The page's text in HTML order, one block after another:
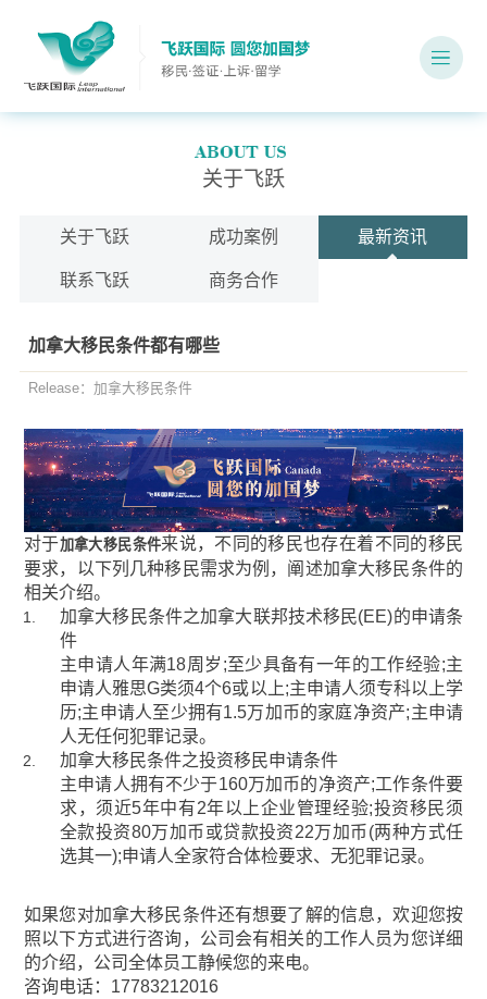
关于飞跃
关于飞跃 成功案例 最新资讯
联系飞跃 商务合作
加拿大移民条件都有哪些
Release：加拿大移民条件
对于加拿大移民条件来说，不同的移民也存在着不同的移民
要求，以下列几种移民需求为例，阐述加拿大移民条件的
相关介绍。
加拿大移民条件之加拿大联邦技术移民(EE)的申请条
件
主申请人年满18周岁;至少具备有一年的工作经验;主
申请人雅思G类须4个6或以上;主申请人须专科以上学
历;主申请人至少拥有1.5万加币的家庭净资产;主申请
人无任何犯罪记录。
加拿大移民条件之投资移民申请条件
主申请人拥有不少于160万加币的净资产;工作条件要
求，须近5年中有2年以上企业管理经验;投资移民须
全款投资80万加币或贷款投资22万加币(两种方式任
选其一);申请人全家符合体检要求、无犯罪记录。
如果您对加拿大移民条件还有想要了解的信息，欢迎您按
照以下方式进行咨询，公司会有相关的工作人员为您详细
的介绍，公司全体员工静候您的来电。
咨询电话：17783212016